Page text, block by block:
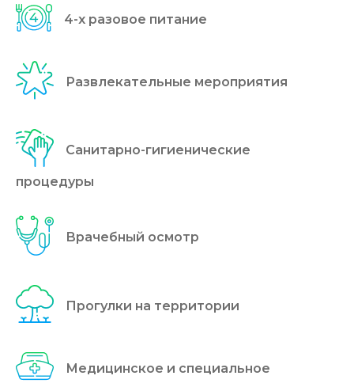
4-x разовое питание
Развлекательные мероприятия
Санитарно-гигиенические
процедуры
Врачебный осмотр
Прогулки на территории
Медицинское и специальное